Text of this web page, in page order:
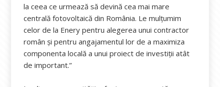
la ceea ce urmează să devină cea mai mare
centrală fotovoltaică din România. Le mulțumim
celor de la Enery pentru alegerea unui contractor
român și pentru angajamentul lor de a maximiza
componenta locală a unui proiect de investiții atât
de important.”